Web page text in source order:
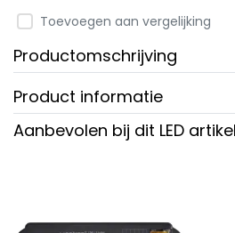
Toevoegen aan vergelijking
Productomschrijving
Product informatie
Aanbevolen bij dit LED artikel